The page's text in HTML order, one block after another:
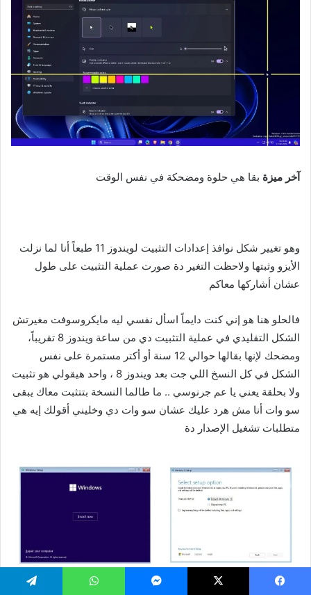
آخر ميزة بقا هي حلوة ومضحكة في نفس الوقت
وهو تغيير شكل نوافذ إعدادات التثبيت لويندوز 11
طبعاً أنا لما نزلت
الأيزو وثبتها ولاحظت التغير دة صورت عملية التثبيت على طول
عشان أشاركها معاكم
فالحلو هنا هو إني كنت دايماً اسأل نفسي ليه مايكروسوفت مغيرتش
الشكل التقليدي في عملية التثبيت دي من ساعة ويندوز 8 تقريباً،
ومضحك لإنها بقالها حوالي 12 سنة أو أكتر مستمرة على نفس
الشكل في كل النسخ اللي جت بعد ويندوز 8 ،
واحد هيقولي هو تثبيت
ولا بحلقة يعني يا عم جرنوسي .. ما طالما النسخة بتتثبت معاك يبقى
سو وات أنا مش هرد عليك عشان سو وات دي وخليني أقولك إيه هي
متطلبات تشغيل الإصدار دة